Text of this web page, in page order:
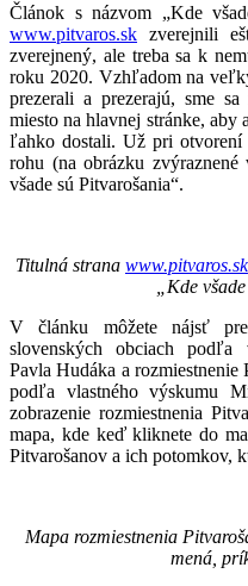
Článok s názvom „Kde
www.pitvaros.sk zverejnili
zverejnený, ale treba sa k
roku 2020. Vzhľadom na
prezerali a prezerajú, sme
miesto na hlavnej stránke, aby
ľahko dostali. Už pri otvorení
rohu (na obrázku
všade sú Pitvarošania“.
Titulná strana www.pitvaros.sk
„Kde
V článku môžete nájsť
slovenských obciach podľa
Pavla Hudáka a rozmiestnenie
podľa vlastného výskumu
zobrazenie rozmiestnenia
mapa, kde keď kliknete do
Pitvarošanov a ich potomkov,
Mapa rozmiestnenia
mená,